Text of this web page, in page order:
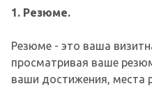
1. Резюме.
Резюме - это ваша
просматривая ваше
ваши достижения, места